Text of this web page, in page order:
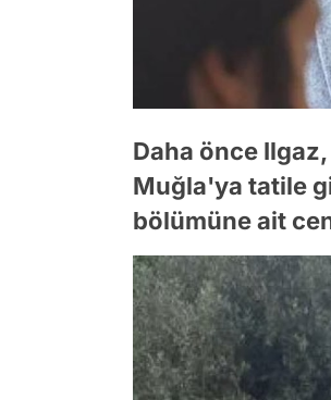
Daha önce
Muğla'ya tatile
bölümüne ait